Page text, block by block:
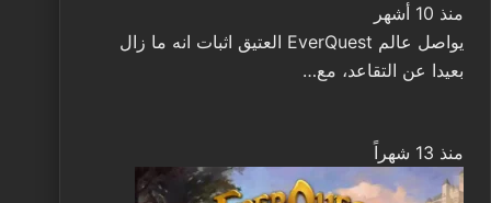
منذ 10 أشهر
يواصل عالم EverQuest العتيق اثبات انه ما زال
بعيدا عن التقاعد، مع…
منذ 13 شهراً